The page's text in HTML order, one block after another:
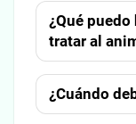
¿Qué
tratar al
¿Cuándo